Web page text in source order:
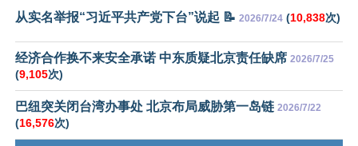
从实名举报“习近平共产党下台”说起 📝 2026/7/24 (10,838次)
经济合作换不来安全承诺 中东质疑北京责任缺席 2026/7/25
(9,105次)
巴纽突关闭台湾办事处 北京布局威胁第一岛链 2026/7/22
(16,576次)